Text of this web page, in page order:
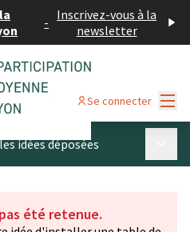
- Inscrivez-vous à la
newsletter
Se connecter
idées déposées
été retenue.